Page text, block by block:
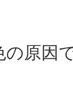
原因